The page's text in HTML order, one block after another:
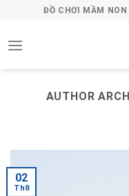
content
ĐỒ CHƠI MẦM
AUTHOR
02
Th8